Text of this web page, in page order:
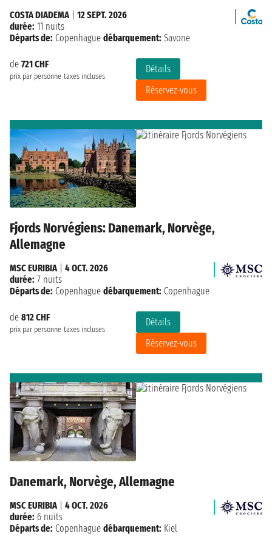
de 721 CHF
prix par personne taxes incluses
Détails
Réservez-vous
COSTA DIADEMA
12 SEPT. 2026
durée: 11 nuits
Départs de: Copenhague débarquement: Savone
Fjords Norvégiens: Danemark, Norvège,
Allemagne
de 812 CHF
prix par personne taxes incluses
Détails
Réservez-vous
MSC EURIBIA| 4 OCT. 2026
durée: 7 nuits
Départs de: Copenhague débarquement: Copenhague
Danemark, Norvège, Allemagne
MSC EURIBIA
4 OCT. 2026
durée: 6 nuits
Départs de: Copenhague débarquement: Kiel